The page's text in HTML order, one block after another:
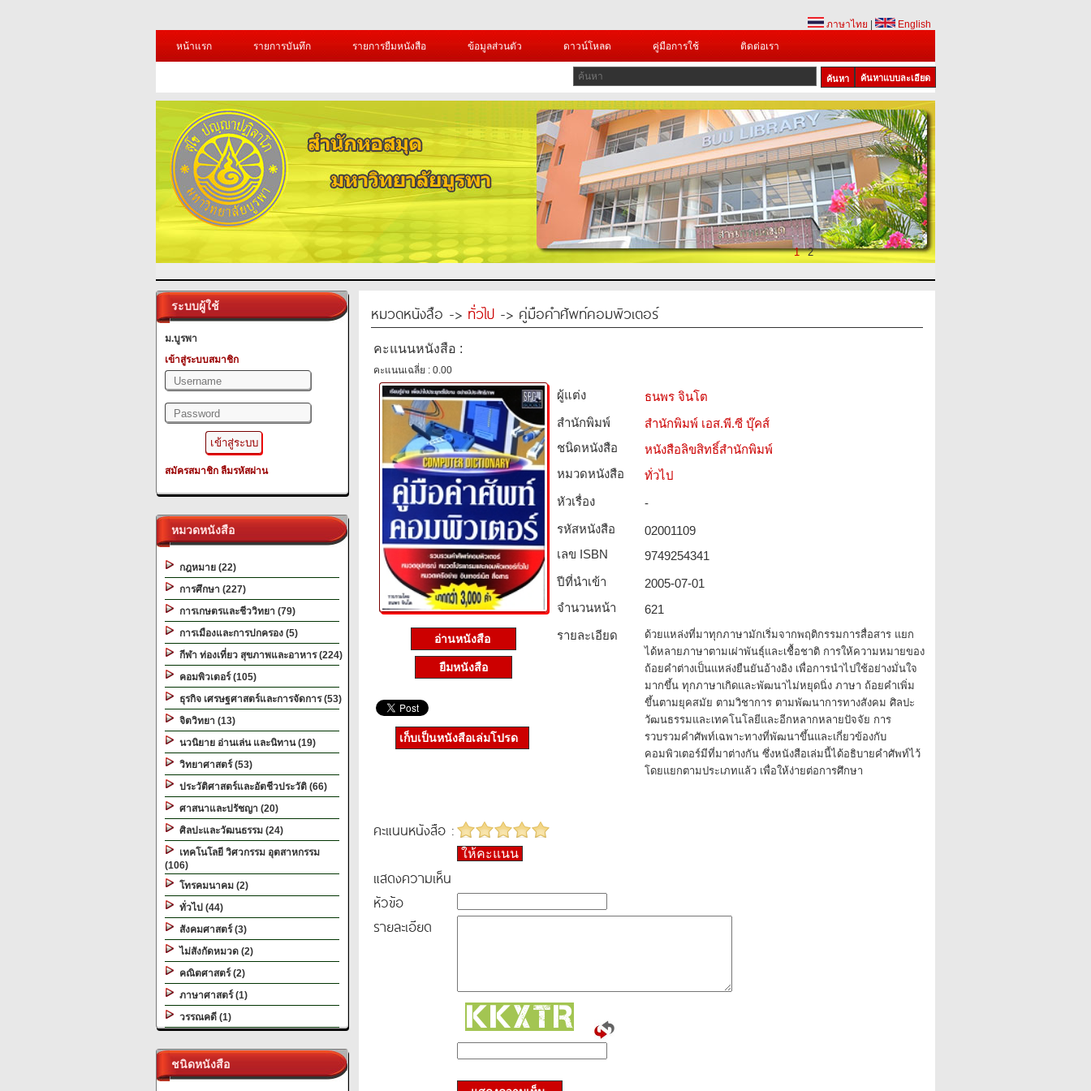
ภาษาไทย
English
หน้าแรก
รายการบันทึก รายการยืมหนังสือ ข้อมูลส่วนตัว ดาวน์โหลด คู่มือการใช้ ติดต่อเรา
ค้นหาแบบละเอียด
1 2
ระบบผู้ใช้
ม.บูรพา
เข้าสู่ระบบสมาชิก
สมัครสมาชิก ลืมรหัสผ่าน
หมวดหนังสือ
กฎหมาย (22)
การศึกษา (227)
การเกษตรและชีววิทยา (79)
การเมืองและการปกครอง (5)
กีฬา ท่องเที่ยว สุขภาพและอาหาร (224)
คอมพิวเตอร์ (105)
ธุรกิจ เศรษฐศาสตร์และการจัดการ (53)
จิตวิทยา (13)
นวนิยาย อ่านเล่น และนิทาน (19)
วิทยาศาสตร์ (53)
ประวัติศาสตร์และอัตชีวประวัติ (66)
ศาสนาและปรัชญา (20)
ศิลปะและวัฒนธรรม (24)
เทคโนโลยี วิศวกรรม อุตสาหกรรม
(106)
โทรคมนาคม (2)
ทั่วไป (44)
สังคมศาสตร์ (3)
ไม่สังกัดหมวด (2)
คณิตศาสตร์ (2)
ภาษาศาสตร์ (1)
วรรณคดี (1)
ชนิดหนังสือ
หมวดหนังสือ -> ทั่วไป -> คู่มือคำศัพท์คอมพิวเตอร์
คะแนนหนังสือ :
คะแนนเฉลี่ย : 0.00
อ่านหนังสือ
ยืมหนังสือ
ผู้แต่ง
ธนพร จินโต
สำนักพิมพ์
สำนักพิมพ์ เอส.พี.ซี บุ๊คส์
ชนิดหนังสือ­
หนังสือลิขสิทธิ์สำนักพิมพ์
หมวดหนังสือ­
ทั่วไป
หัวเรื่อง
-
รหัสหนังสือ­
02001109
เลข ISBN
9749254341
ปีที่นำเข้า
2005-07-01
จำนวนหน้า
621
รายละเอียด
ด้วยแหล่งที่มาทุกภาษามักเริ่มจากพฤติกรรมการสื่อสาร แยก
ได้หลายภาษาตามเผ่าพันธุ์และเชื้อชาติ การให้ความหมายของ
ถ้อยคำต่างเป็นแหล่งยืนยันอ้างอิง เพื่อการนำไปใช้อย่างมั่นใจ
มากขึ้น ทุกภาษาเกิดและพัฒนาไม่หยุดนิ่ง ภาษา ถ้อยคำเพิ่ม
ขึ้นตามยุคสมัย ตามวิชาการ ตามพัฒนาการทางสังคม ศิลปะ
วัฒนธรรมและเทคโนโลยีและอีกหลากหลายปัจจัย การ
รวบรวมคำศัพท์เฉพาะทางที่พัฒนาขึ้นและเกี่ยวข้องกับ
คอมพิวเตอร์มีที่มาต่างกัน ซึ่งหนังสือเล่มนี้ได้อธิบายคำศัพท์ไว้
โดยแยกตามประเภทแล้ว เพื่อให้ง่ายต่อการศึกษา
เก็บเป็นหนังสือเล่มโปรด
คะแนนหนังสือ :
ให้คะแนน
แสดงความเห็น
หัวข้อ
รายละเอียด